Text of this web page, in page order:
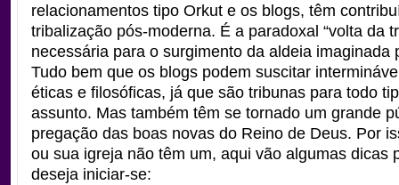
relacionamentos tipo Orkut e os blogs, têm
tribalização pós-moderna. É a paradoxal “volta da
necessária para o surgimento da aldeia imaginada
Tudo bem que os blogs podem suscitar
éticas e filosóficas, já que são tribunas para todo
assunto. Mas também têm se tornado um grande
pregação das boas novas do Reino de Deus. Por
ou sua igreja não têm um, aqui vão algumas dicas
deseja iniciar-se: